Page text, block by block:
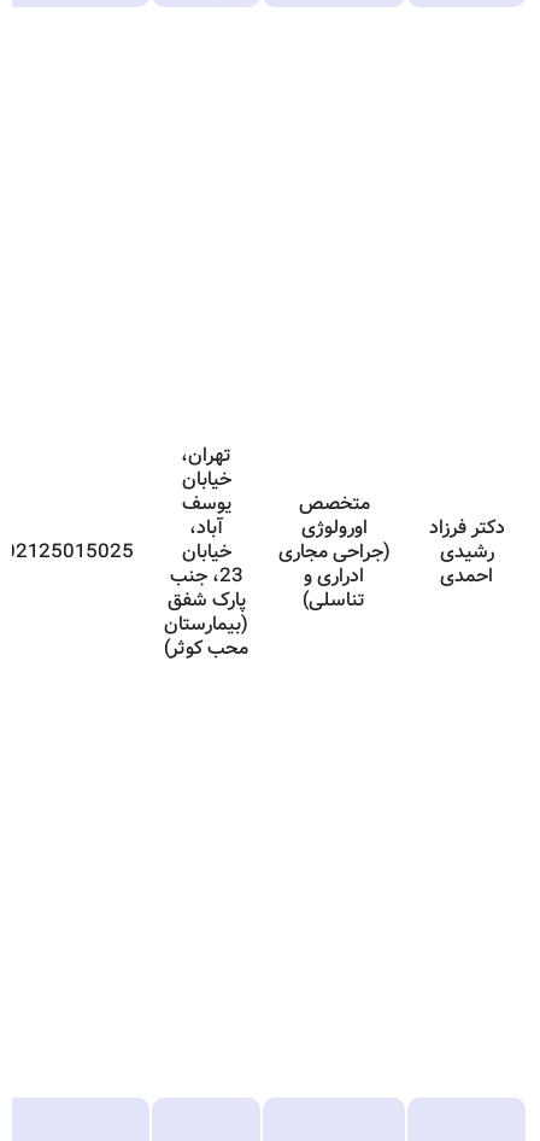
دکتر فرزاد
رشیدی
احمدی
متخصص
اورولوژی
(جراحی مجاری
ادراری و
تناسلی)
تهران،
خیابان
یوسف
آباد،
خیابان
23، جنب
پارک شفق
(بیمارستان
محب کوثر)
02125015025